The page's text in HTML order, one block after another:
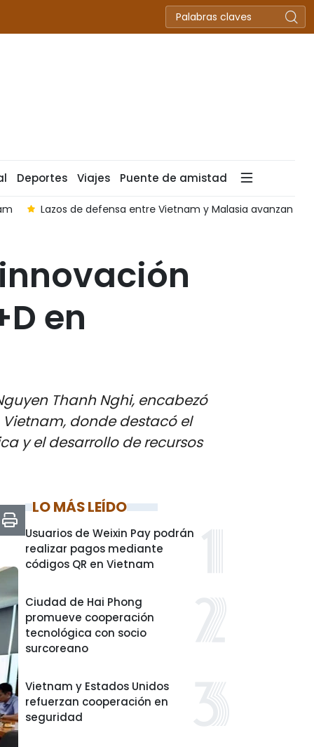
Deportes Viajes Puente de amistad
Lazos de defensa entre Vietnam y Malasia avanzan
en
Thanh Nghi, encabezó
donde destacó el
y el desarrollo de recursos
LO MÁS LEÍDO
Usuarios de Weixin Pay podrán
realizar pagos mediante
códigos QR en Vietnam
Ciudad de Hai Phong
promueve cooperación
tecnológica con socio
surcoreano
Vietnam y Estados Unidos
refuerzan cooperación en
seguridad